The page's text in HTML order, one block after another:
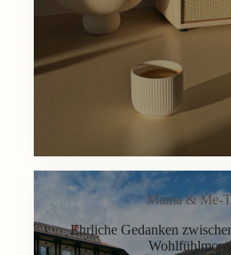
Mama & Me-
Ehrliche Gedanken